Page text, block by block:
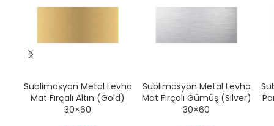
Sublimasyon Metal Levha
Mat Fırçalı Altın (Gold)
30×60
Sublimasyon Metal Levha
Mat Fırçalı Gümüş (Silver)
30×60